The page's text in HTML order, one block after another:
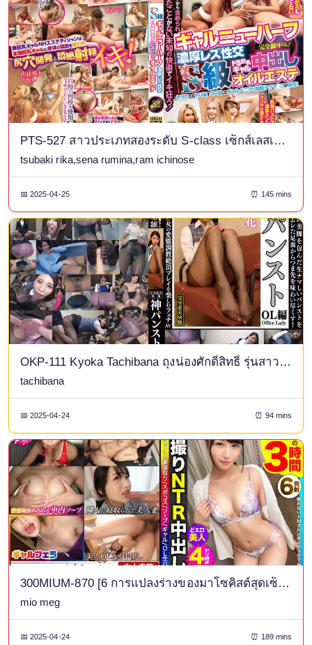
PTS-527 สาวประเภทสองระดับ S-class เซ็กส์เลสเบี้ยนสุดเข้มข้น สาวหน้าอกใหญ่ซาดิสต์สุดๆ นวดน้ำมันด้วยครีม
tsubaki rika,sena rumina,ram ichinose
📅 2025-04-25 ⏰ 145 mins
OKP-111 Kyoka Tachibana ถุงน่องศักดิ์สิทธิ์ รุ่นสาวออฟฟิศ หนัง AV สุดเร้าอารมณ์ที่ให้คุณได้เพลิดเพลินไปกับการฝึกฝนที่แสนหื่นกระหายและการแสดงสุดเร้าใจของผู้หญิงที่สวมถุงน่องสีสดที่โอบล้อมเรียวขาสวยของชุดสาวออฟฟิศตั้งแต่ฝ่าเท้าจรดปลายเท้า บางครั้งมีการนั่งทับหน้าและนวดเท้า บางครั้งมีการถูก้นและฉีดน้ำอสุจิใส่หน้า
tachibana
📅 2025-04-24 ⏰ 94 mins
300MIUM-870 [6 การแปลงร่างของมาโซคิสต์สุดเซ็กซี่!] ! ]ขอโทษที่ใส่มาเยอะเกินไป! สาวออฟฟิศสวยน่ารัก ที่ดูบริสุทธิ์ไร้เดียงสามาก แต่เมื่อเธอเปิดจิ๋มของเธอ เธอช่างเซ็กซี่สุดๆ! - เขาเอาเข้าปากแล้วก็เสร็จ! - Too Much 4 Sex สุดอลังการ 3 ชั่วโมง! - -
mio meg
📅 2025-04-24 ⏰ 189 mins